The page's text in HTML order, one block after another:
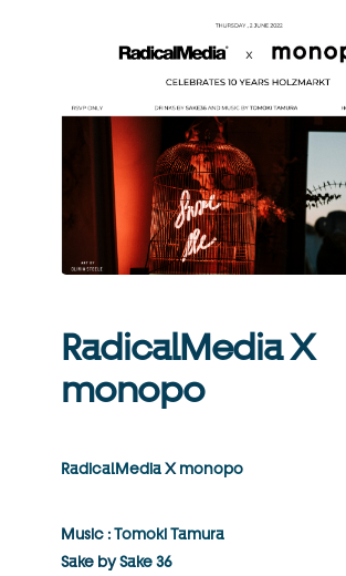
RadicalMedia X
monopo
RadicalMediaXmonopo
Music :Tomoki Tamura
Sake bySake 36